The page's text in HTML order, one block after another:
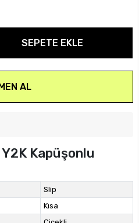
SEPETE EKLE
AL
Kapüşonlu
Slip
Kısa